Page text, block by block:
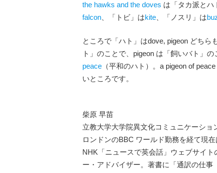
the hawks and the doves は「タカ派とハ
falcon、「トビ」はkite、「ノスリ」は
ところで「ハト」はdove, pigeon どち
ト」のことで、pigeon は「飼いバト」
peace（平和のハト）。a pigeon of
いところです。
柴原 早苗
立教大学大学院異文化コミュニケーシ
ロンドンのBBC ワールド勤務を経て現
NHK「ニュースで英会話」ウェブサイ
ー・アドバイザー。著書に「通訳の仕